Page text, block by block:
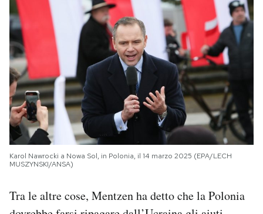
Karol Nawrocki a Nowa Sol, in Polonia, il 14 marzo 2025 (EPA/LECH
MUSZYNSKI/ANSA)
Tra le altre cose, Mentzen ha detto che la Polonia